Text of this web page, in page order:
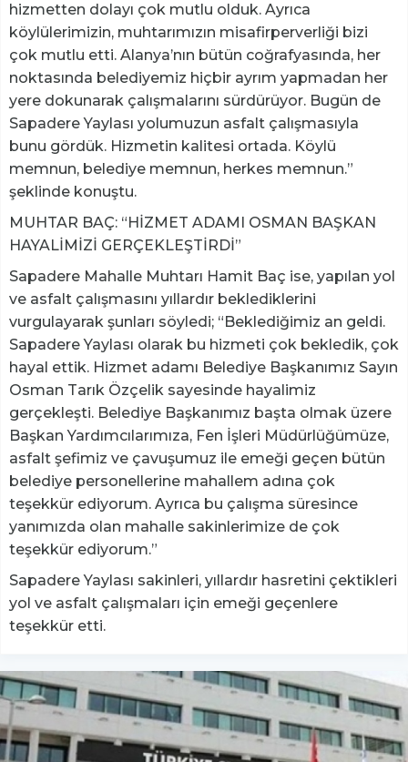
hizmetten dolayı çok mutlu olduk. Ayrıca
köylülerimizin, muhtarımızın misafirperverliği bizi
çok mutlu etti. Alanya’nın bütün coğrafyasında, her
noktasında belediyemiz hiçbir ayrım yapmadan her
yere dokunarak çalışmalarını sürdürüyor. Bugün de
Sapadere Yaylası yolumuzun asfalt çalışmasıyla
bunu gördük. Hizmetin kalitesi ortada. Köylü
memnun, belediye memnun, herkes memnun.”
şeklinde konuştu.
MUHTAR BAÇ: “HİZMET ADAMI OSMAN BAŞKAN
HAYALİMİZİ GERÇEKLEŞTİRDİ”
Sapadere Mahalle Muhtarı Hamit Baç ise, yapılan yol
ve asfalt çalışmasını yıllardır beklediklerini
vurgulayarak şunları söyledi; “Beklediğimiz an geldi.
Sapadere Yaylası olarak bu hizmeti çok bekledik, çok
hayal ettik. Hizmet adamı Belediye Başkanımız Sayın
Osman Tarık Özçelik sayesinde hayalimiz
gerçekleşti. Belediye Başkanımız başta olmak üzere
Başkan Yardımcılarımıza, Fen İşleri Müdürlüğümüze,
asfalt şefimiz ve çavuşumuz ile emeği geçen bütün
belediye personellerine mahallem adına çok
teşekkür ediyorum. Ayrıca bu çalışma süresince
yanımızda olan mahalle sakinlerimize de çok
teşekkür ediyorum.”
Sapadere Yaylası sakinleri, yıllardır hasretini çektikleri
yol ve asfalt çalışmaları için emeği geçenlere
teşekkür etti.